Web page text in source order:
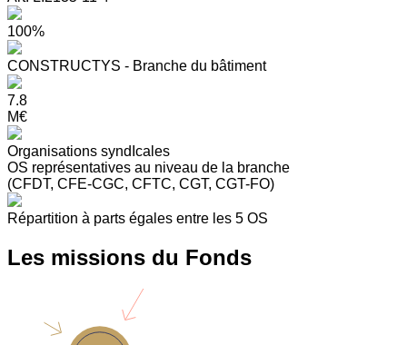
100%
CONSTRUCTYS - Branche du bâtiment
7.8
M€
Organisations syndIcales
OS représentatives au niveau de la branche
(CFDT, CFE-CGC, CFTC, CGT, CGT-FO)
Répartition à parts égales entre les 5 OS
Les missions du Fonds